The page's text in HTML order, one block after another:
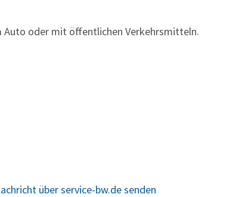
Auto oder mit öffentlichen Verkehrsmitteln.
über service-bw.de senden